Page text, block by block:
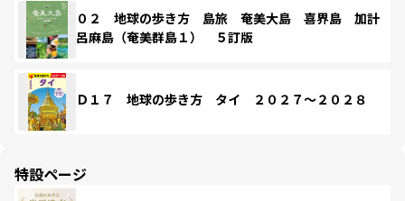
０２ 地球の歩き方 島旅 奄美大島 喜界島 加計
呂麻島（奄美群島１） ５訂版
Ｄ１７ 地球の歩き方 タイ ２０２７～２０２８
特設ページ